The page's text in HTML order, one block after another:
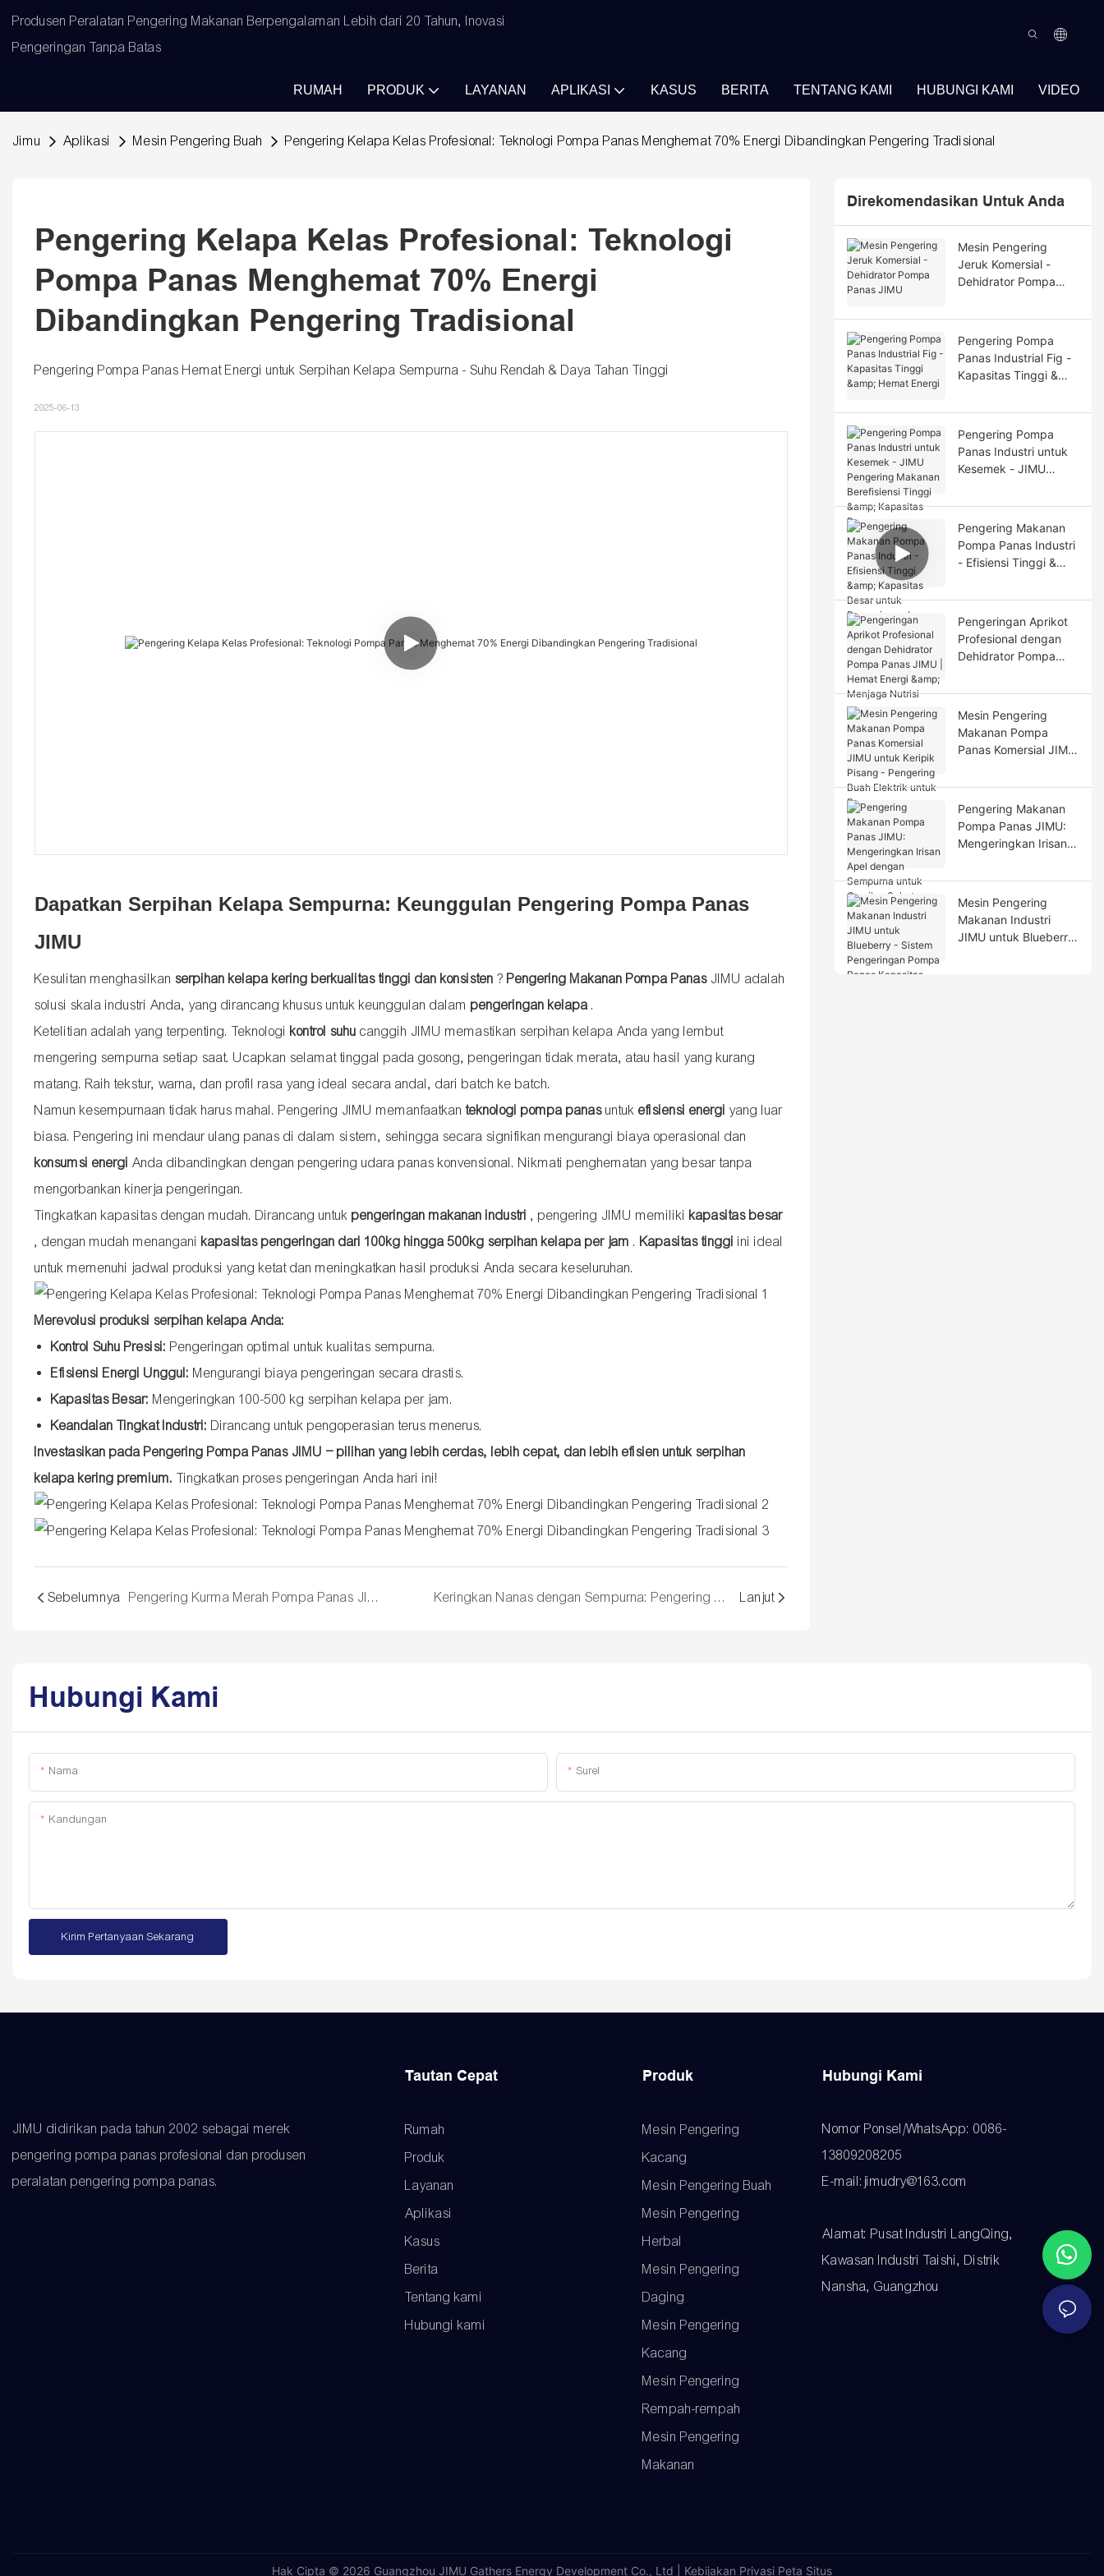
Produsen Peralatan Pengering Makanan Berpengalaman Lebih dari 20 Tahun, Inovasi
Pengeringan Tanpa Batas
RUMAH PRODUK LAYANAN APLIKASI KASUS BERITA TENTANG KAMI HUBUNGI KAMI VIDEO
Jimu Aplikasi Mesin Pengering Buah Pengering Kelapa Kelas Profesional: Teknologi Pompa Panas Menghemat 70% Energi Dibandingkan Pengering Tradisional
Pengering Kelapa Kelas Profesional: Teknologi
Pompa Panas Menghemat 70% Energi
Dibandingkan Pengering Tradisional
Pengering Pompa Panas Hemat Energi untuk Serpihan Kelapa Sempurna - Suhu Rendah & Daya Tahan Tinggi
2025-06-13
Dapatkan Serpihan Kelapa Sempurna: Keunggulan Pengering Pompa Panas
JIMU
Kesulitan menghasilkan serpihan kelapa kering berkualitas tinggi dan konsisten ? Pengering Makanan Pompa PanasJIMU adalah
solusi skala industri Anda, yang dirancang khusus untuk keunggulan dalam pengeringan kelapa.
Ketelitian adalah yang terpenting. Teknologi kontrol suhu canggih JIMU memastikan serpihan kelapa Anda yang lembut
mengering sempurna setiap saat. Ucapkan selamat tinggal pada gosong, pengeringan tidak merata, atau hasil yang kurang
matang. Raih tekstur, warna, dan profil rasa yang ideal secara andal, dari batch ke batch.
Namun kesempurnaan tidak harus mahal. Pengering JIMU memanfaatkanteknologi pompa panasuntuk efisiensi energi yang luar
biasa. Pengering ini mendaur ulang panas di dalam sistem, sehingga secara signifikan mengurangi biaya operasional dan
konsumsi energi Anda dibandingkan dengan pengering udara panas konvensional. Nikmati penghematan yang besar tanpa
mengorbankan kinerja pengeringan.
Tingkatkan kapasitas dengan mudah. ​​Dirancang untuk pengeringan makanan industri , pengering JIMU memiliki kapasitas besar
, dengan mudah menangani kapasitas pengeringan dari 100kg hingga 500kg serpihan kelapa per jam . Kapasitas tinggi ini ideal
untuk memenuhi jadwal produksi yang ketat dan meningkatkan hasil produksi Anda secara keseluruhan.
Merevolusi produksi serpihan kelapa Anda:
Kontrol Suhu Presisi: Pengeringan optimal untuk kualitas sempurna.
Efisiensi Energi Unggul: Mengurangi biaya pengeringan secara drastis.
Kapasitas Besar: Mengeringkan 100-500 kg serpihan kelapa per jam.
Keandalan Tingkat Industri: Dirancang untuk pengoperasian terus menerus.
Investasikan pada Pengering Pompa Panas JIMU – pilihan yang lebih cerdas, lebih cepat, dan lebih efisien untuk serpihan
kelapa kering premium. Tingkatkan proses pengeringan Anda hari ini!
Sebelumnya Pengering Kurma Merah Pompa Panas JIMU: Dehidrasi Kurma yang Manis Sempurna dan Kaya Nutrisi Keringkan Nanas dengan Sempurna: Pengering Pompa Panas JIMU | Pengering Buah Hemat Energi Lanjut
Direkomendasikan Untuk Anda
Mesin Pengering
Jeruk Komersial -
Dehidrator Pompa
Pengering Pompa
Panas Industrial Fig -
Kapasitas Tinggi &
Pengering Pompa
Panas Industri untuk
Kesemek - JIMU
Berefisiensi Tinggi &
Kapasitas Besar
Pengering Makanan
Pompa Panas Industri
- Efisiensi Tinggi &
Pengeringan Lemon
Pengeringan Aprikot
Profesional dengan
Dehidrator Pompa
Energi & Menjaga
Nutrisi
Mesin Pengering
Makanan Pompa
Panas Komersial JIMU
Pengering Buah
Elektrik untuk
Penggunaan
Profesional
Pengering Makanan
Pompa Panas JIMU:
Mengeringkan Irisan
Sempurna untuk
Camilan Sehat
Mesin Pengering
Makanan Industri
JIMU untuk Blueberry
Hubungi Kami
Nama Surel
Kandungan
Kirim Pertanyaan Sekarang
JIMU didirikan pada tahun 2002 sebagai merek
pengering pompa panas profesional dan produsen
peralatan pengering pompa panas.
Tautan Cepat
Rumah
Produk
Layanan
Aplikasi
Kasus
Berita
Tentang kami
Hubungi kami
Produk
Mesin Pengering
Kacang
Mesin Pengering Buah
Mesin Pengering
Herbal
Mesin Pengering
Daging
Mesin Pengering
Kacang
Mesin Pengering
Rempah-rempah
Mesin Pengering
Makanan
Hubungi Kami
Nomor Ponsel/WhatsApp: 0086-
13809208205
E-mail:jimudry@163.com
Alamat: Pusat Industri LangQing,
Kawasan Industri Taishi, Distrik
Nansha, Guangzhou
Hak Cipta © 2026 Guangzhou JIMU Gathers Energy Development Co., Ltd | Kebijakan Privasi Peta Situs